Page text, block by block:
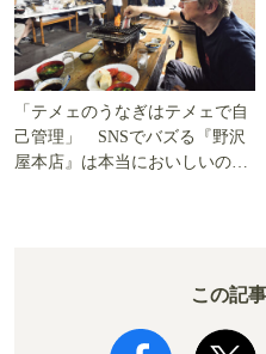
「テメェのうなぎはテメェで自
己管理」 SNSでバズる『野沢
屋本店』は本当においしいの
この記